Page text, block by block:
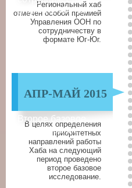
формате Юг-Юг
Региональный хаб
отмечен особой премией
Управления ООН по
сотрудничеству в
формате Юг-Юг.
АПР-МАЙ 2015
Второе базовое
исследование
В целях определения
приоритетных
направлений работы
Хаба на следующий
период проведено
второе базовое
исследование.